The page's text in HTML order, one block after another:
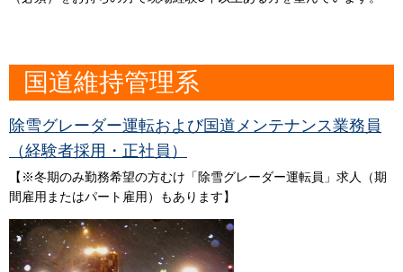
国道維持管理系
除雪グレーダー運転および国道メンテナンス業務員
（経験者採用・正社員）
【※冬期のみ勤務希望の方むけ「除雪グレーダー運転員」求人（期
間雇用またはパート雇用）もあります】